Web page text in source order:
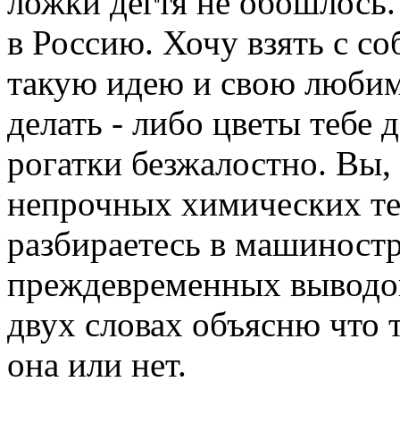
в Россию. Хочу взять с
такую идею и свою
делать - либо цветы тебе
рогатки безжалостно.
непрочных химических
разбираетесь в
преждевременных
двух словах объясню
она или нет.